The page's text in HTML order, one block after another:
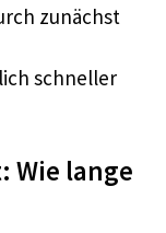
zunächst
schneller
Wie lange